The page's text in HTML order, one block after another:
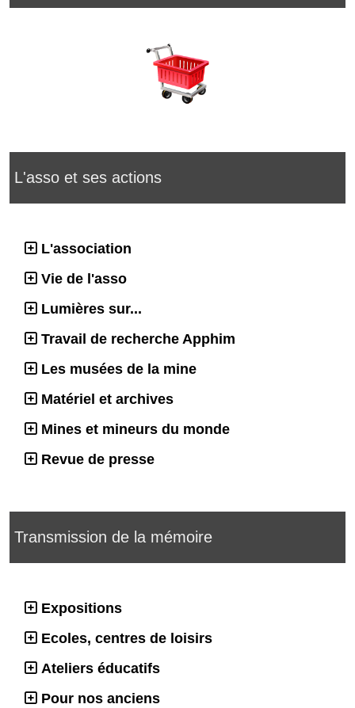
L'asso et ses actions
L'association
Vie de l'asso
Lumières sur...
Travail de recherche Apphim
Les musées de la mine
Matériel et archives
Mines et mineurs du monde
Revue de presse
Transmission de la mémoire
Expositions
Ecoles, centres de loisirs
Ateliers éducatifs
Pour nos anciens